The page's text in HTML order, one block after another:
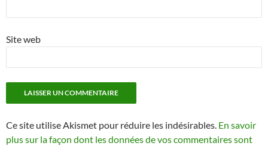
Site web
Ce site utilise Akismet pour réduire les indésirables. En savoir
plus sur la façon dont les données de vos commentaires sont